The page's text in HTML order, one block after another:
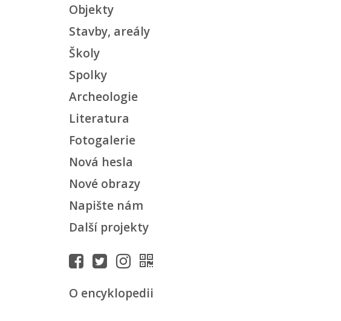
Objekty
Stavby, areály
Školy
Spolky
Archeologie
Literatura
Fotogalerie
Nová hesla
Nové obrazy
Napište nám
Další projekty
O encyklopedii